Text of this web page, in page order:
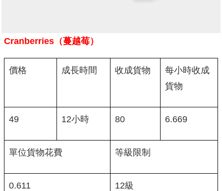
Cranberries（蔓越莓）
價格 成長時間 收成貨物
每小時收成
貨物
49 12小時 80 6.669
單位貨物花費 等級限制
0.611 12級